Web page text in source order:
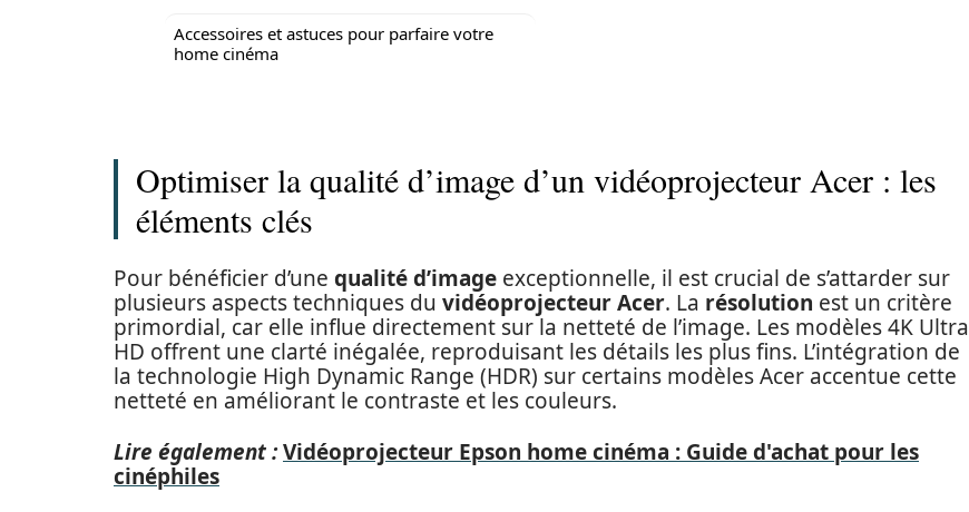
Accessoires et astuces pour parfaire votre
home cinéma
Optimiser la qualité d’image d’un vidéoprojecteur Acer : les
éléments clés
Pour bénéficier d’une qualité d’image exceptionnelle, il est crucial de s’attarder sur
plusieurs aspects techniques du vidéoprojecteur Acer. La résolution est un critère
primordial, car elle influe directement sur la netteté de l’image. Les modèles 4K Ultra
HD offrent une clarté inégalée, reproduisant les détails les plus fins. L’intégration de
la technologie High Dynamic Range (HDR) sur certains modèles Acer accentue cette
netteté en améliorant le contraste et les couleurs.
Lire également :Vidéoprojecteur Epson home cinéma : Guide d'achat pour les
cinéphiles